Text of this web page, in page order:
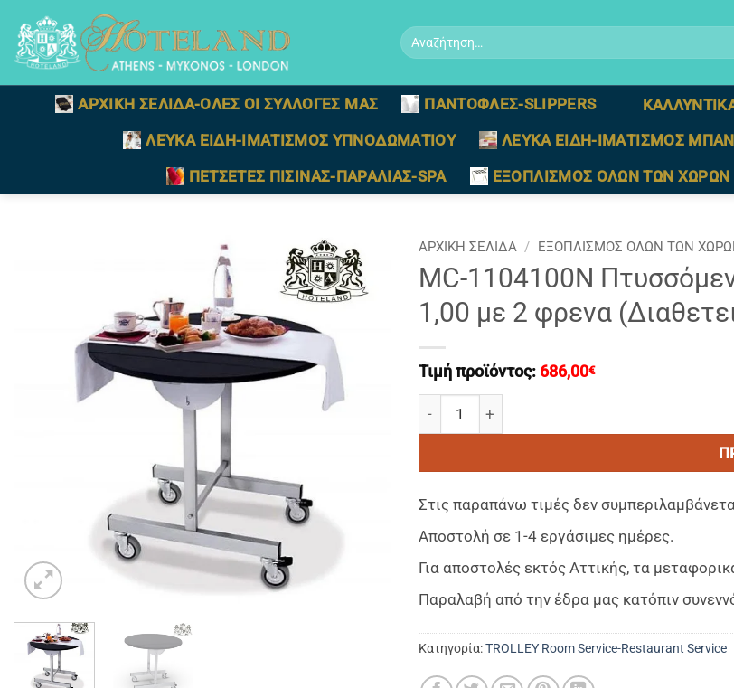
στο
περιεχόμενο
Αναζήτηση
για:
ΑΡΧΙΚΗ ΣΕΛΙΔΑ-ΟΛΕΣ ΟΙ ΣΥΛΛΟΓΕΣ ΜΑΣ ΠΑΝΤΟΦΛΕΣ-SLIPPERS
ΛΕΥΚΑ ΕΙΔΗ-ΙΜΑΤΙΣΜΟΣ ΥΠΝΟΔΩΜΑΤΙΟΥ
ΛΕΥΚΑ ΕΙΔΗ-ΙΜΑΤΙΣΜΟΣ
ΠΕΤΣΕΤΕΣ ΠΙΣΙΝΑΣ-ΠΑΡΑΛΙΑΣ-SPA
ΕΞΟΠΛΙΣΜΟΣ ΟΛΩΝ ΤΩΝ ΧΩΡΩΝ
ΑΡΧΙΚΉ ΣΕΛΊΔΑ / ΕΞΟΠΛΙΣΜΟΣ ΟΛΩΝ ΤΩΝ
MC-1104100N
1,00 με 2 φρενα
Τιμή προϊόντος: 686,00€
MC-1104100N Πτυσσόμενo Room Service
Στις παραπάνω τιμές δεν
Αποστολή σε 1-4 εργάσιμες ημέρες.
Για αποστολές εκτός Αττικής, τα
Παραλαβή από την έδρα μας κατόπιν
Κατηγορία:TROLLEY Room Service-Restaurant Service